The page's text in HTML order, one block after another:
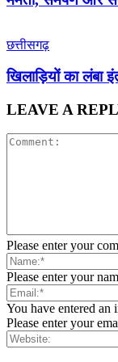
छत्तीसगढ़
खिलाड़ियों का लंबा
LEAVE A
Please enter your
Please enter your
You have entered an
Please enter your